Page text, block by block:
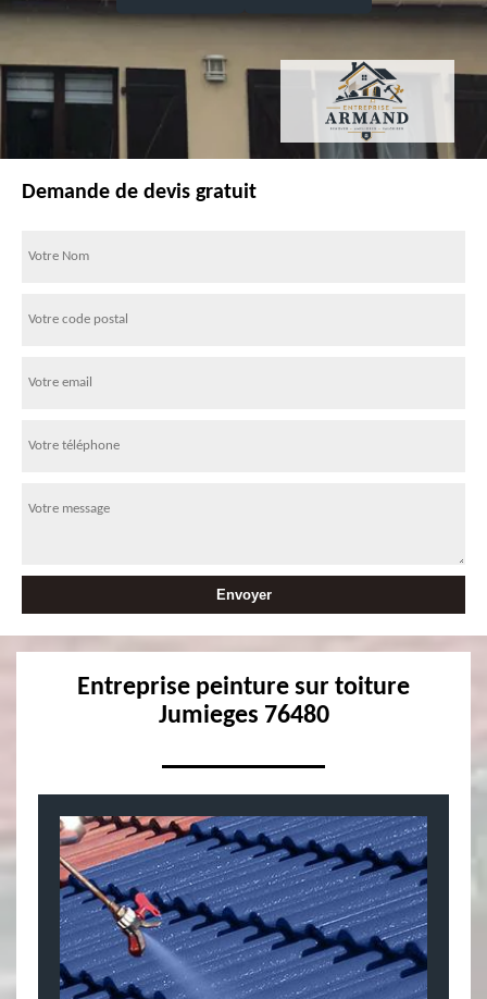
Demande de devis gratuit
Entreprise peinture sur toiture
Jumieges 76480